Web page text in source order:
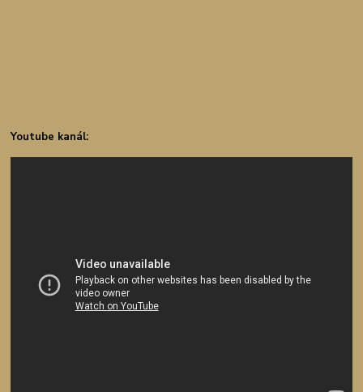
Youtube kanál: